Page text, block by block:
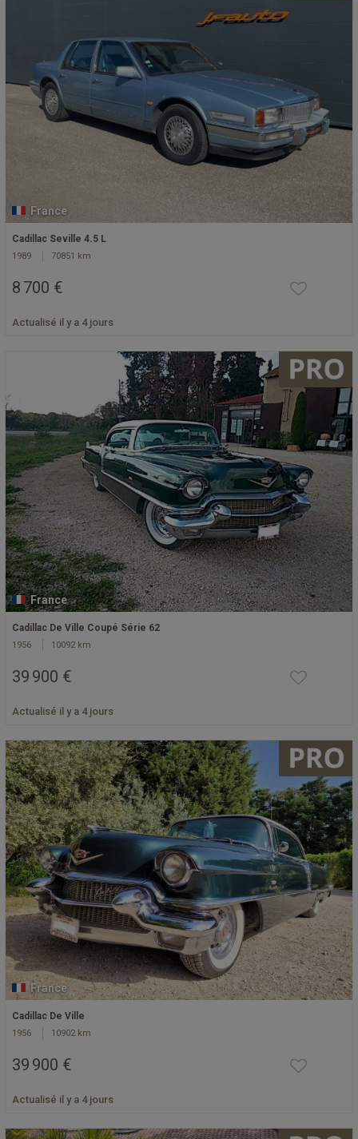
France
Cadillac Seville 4.5 L
1989 70851 km
8 700 €
Actualisé il y a 4 jours
France
Cadillac De Ville Coupé Série 62
1956 10092 km
39 900 €
Actualisé il y a 4 jours
France
Cadillac De Ville
1956 10902 km
39 900 €
Actualisé il y a 4 jours